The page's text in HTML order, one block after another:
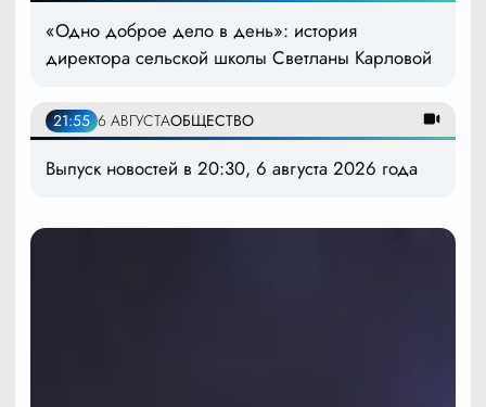
«Одно доброе дело в день»: история
директора сельской школы Светланы Карловой
21:55 6 АВГУСТАОБЩЕСТВО
Выпуск новостей в 20:30, 6 августа 2026 года